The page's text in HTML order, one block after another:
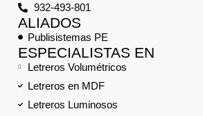
932-493-801
ALIADOS
Publisistemas PE
ESPECIALISTAS EN
Letreros Volumétricos
Letreros en MDF
Letreros Luminosos